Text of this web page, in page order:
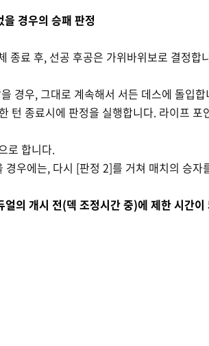
경우의 승패 판정
종료 후, 선공 후공은 가위바위보로 결정합
경우, 그대로 계속해서 서든 데스에 돌입합
턴 종료시에 판정을 실행합니다. 라이프 포
로 합니다.
경우에는, 다시 [판정 2]를 거쳐 매치의 승자
얼의 개시 전(덱 조정시간 중)에 제한 시간이